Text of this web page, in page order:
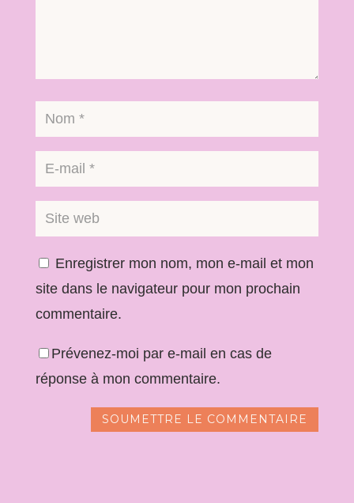
Enregistrer mon nom, mon e-mail et mon
site dans le navigateur pour mon prochain
commentaire.
Prévenez-moi par e-mail en cas de
réponse à mon commentaire.
SOUMETTRE LE COMMENTAIRE